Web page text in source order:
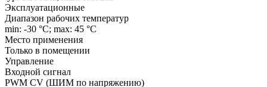
Эксплуатационные
Диапазон рабочих температур
min: -30 °C; max: 45 °C
Место применения
Только в помещении
Управление
Входной сигнал
PWM СV (ШИМ по напряжению)